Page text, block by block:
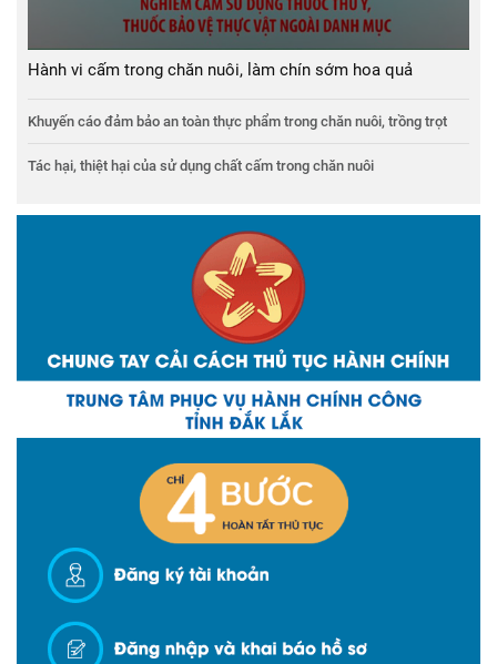
Hành vi cấm trong chăn nuôi, làm chín sớm hoa quả
Khuyến cáo đảm bảo an toàn thực phẩm trong chăn nuôi, trồng trọt
Tác hại, thiệt hại của sử dụng chất cấm trong chăn nuôi